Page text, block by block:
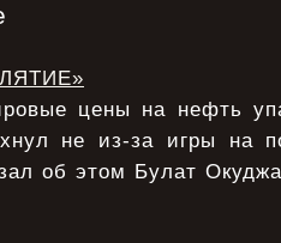
цены на нефть
не из-за игры на
об этом Булат